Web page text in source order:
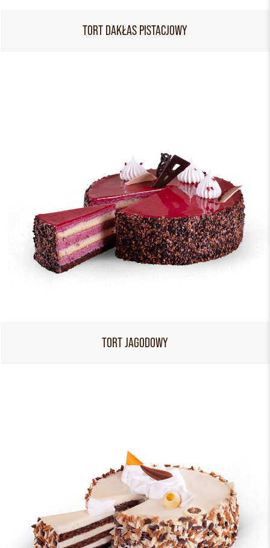
TORT DAKŁAS PISTACJOWY
TORT JAGODOWY